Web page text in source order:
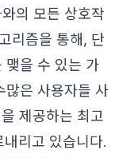
의 모든 상호작
리즘을 통해, 단
맺을 수 있는 가
많은 사용자들 사
제공하는 최고
리고 있습니다.